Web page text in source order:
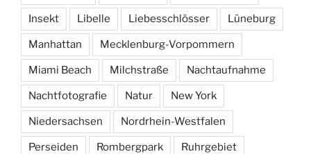
Insekt Libelle Liebesschlösser Lüneburg
Manhattan Mecklenburg-Vorpommern
Miami Beach Milchstraße Nachtaufnahme
Nachtfotografie Natur New York
Niedersachsen Nordrhein-Westfalen
Perseiden Rombergpark Ruhrgebiet